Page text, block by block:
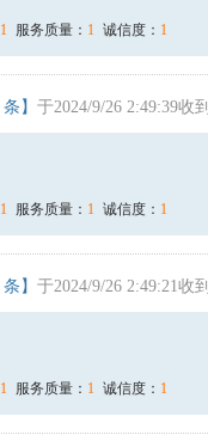
1 服务质量： 1 诚信度： 1
条】 于2024/9/26 2:49:39收到
1 服务质量： 1 诚信度： 1
条】 于2024/9/26 2:49:21收到
1 服务质量： 1 诚信度： 1